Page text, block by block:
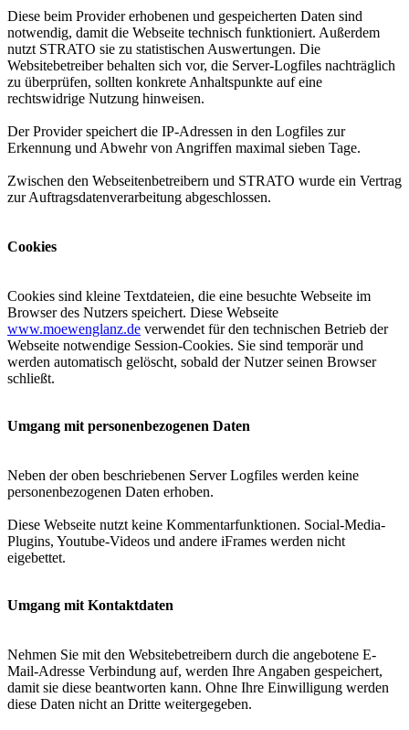
Diese beim Provider erhobenen und gespeicherten Daten sind
notwendig, damit die Webseite technisch funktioniert. Außerdem
nutzt STRATO sie zu statistischen Auswertungen. Die
Websitebetreiber behalten sich vor, die Server-Logfiles nachträglich
zu überprüfen, sollten konkrete Anhaltspunkte auf eine
rechtswidrige Nutzung hinweisen.
Der Provider speichert die IP-Adressen in den Logfiles zur
Erkennung und Abwehr von Angriffen maximal sieben Tage.
Zwischen den Webseitenbetreibern und STRATO wurde ein Vertrag
zur Auftragsdatenverarbeitung abgeschlossen.
Cookies
Cookies sind kleine Textdateien, die eine besuchte Webseite im
Browser des Nutzers speichert. Diese Webseite
www.moewenglanz.de verwendet für den technischen Betrieb der
Webseite notwendige Session-Cookies. Sie sind temporär und
werden automatisch gelöscht, sobald der Nutzer seinen Browser
schließt.
Umgang mit personenbezogenen Daten
Neben der oben beschriebenen Server Logfiles werden keine
personenbezogenen Daten erhoben.
Diese Webseite nutzt keine Kommentarfunktionen. Social-Media-
Plugins, Youtube-Videos und andere iFrames werden nicht
eigebettet.
Umgang mit Kontaktdaten
Nehmen Sie mit den Websitebetreibern durch die angebotene E-
Mail-Adresse Verbindung auf, werden Ihre Angaben gespeichert,
damit sie diese beantworten kann. Ohne Ihre Einwilligung werden
diese Daten nicht an Dritte weitergegeben.